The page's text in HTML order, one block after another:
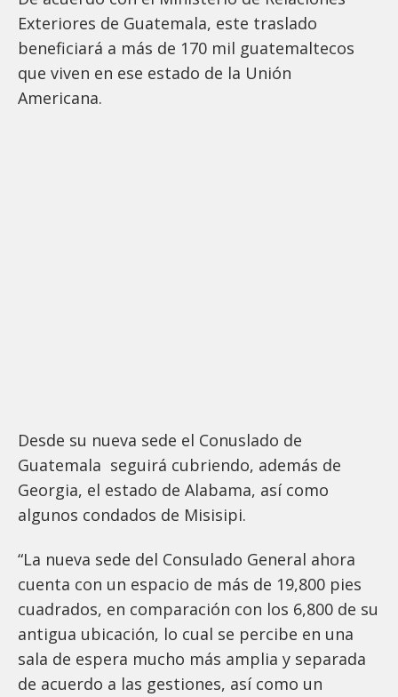
Exteriores de Guatemala, este traslado
beneficiará a más de 170 mil guatemaltecos
que viven en ese estado de la Unión
Americana.
Desde su nueva sede el Conuslado de
Guatemala seguirá cubriendo, además de
Georgia, el estado de Alabama, así como
algunos condados de Misisipi.
“La nueva sede del Consulado General ahora
cuenta con un espacio de más de 19,800 pies
cuadrados, en comparación con los 6,800 de su
antigua ubicación, lo cual se percibe en una
sala de espera mucho más amplia y separada
de acuerdo a las gestiones, así como un